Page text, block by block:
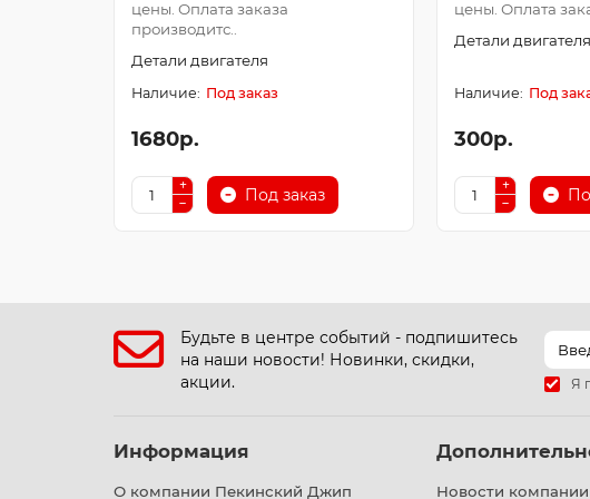
цены. Оплата заказа
производитс..
Детали двигателя
Под заказ
1680р.
Под заказ
цены. Оплата
Детали двигателя
Под
300р.
Будьте в центре событий - подпишитесь
на наши новости! Новинки, скидки,
акции.
Я
Информация
О компании Пекинский Джип Новости компании